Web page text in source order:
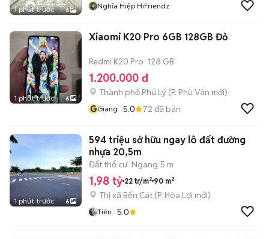
1 phút trước 6 Nghĩa Hiệp HiFriendz
1 phút trước 6
Xiaomi K20 Pro 6GB 128GB Đỏ
Redmi K20 Pro 128 GB
1.200.000 đ
Thành phố Phủ Lý (P. Phù Vân mới)
GGiang 5.0 72 đã bán
1 phút trước 6
594 triệu sở hữu ngay lô đất đường
nhựa 20,5m
Đất thổ cư Ngang 5 m
1,98 tỷ 22 tr/m² 90 m²
Thị xã Bến Cát (P. Hòa Lợi mới)
Tiên 5.0